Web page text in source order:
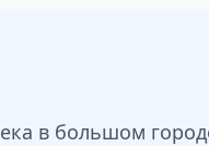
в большом